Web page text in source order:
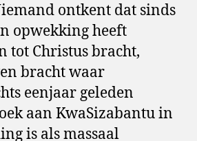
ontkent dat sinds
opwekking heeft
tot Christus bracht,
bracht waar
eenjaar geleden
aan KwaSizabantu in
is als massaal